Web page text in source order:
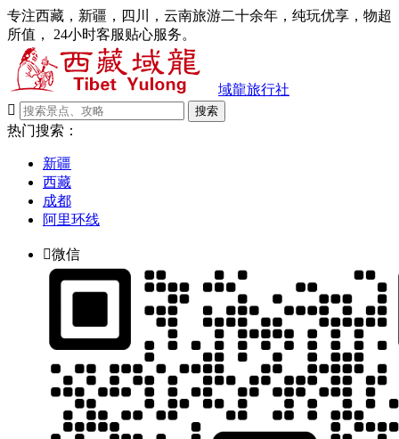
专注西藏，新疆，四川，云南旅游二十余年，纯玩优享，物超
所值， 24小时客服贴心服务。
域龍旅行社

搜索
热门搜索：
新疆
西藏
成都
阿里环线
微信